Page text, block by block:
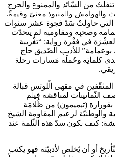
من السّائد والممنوع والحرجِ
والهوامش والمنبوذ معنىً وقيمةً،
التي حاولتْ سَدّ فجوة عشر سنوات
بوعمامة وصحبِه ومقاومتِه لم يتحدّث
في فقْرة رواية: “تغْريبة
للأديب الصّديق حاج
كلماتِه وجُملَه مَسارات رحلة
المثقّفين في مقهى الّلوتس قبالة
الثّمانينات لمناقشة فيلم
(تيميمون) من ظُلامَة
والوطنيّة لزعيم المقاومة الشيخ
كيف يكون سدّ هذه الثّلمة عند
أو أن يُخلص لأدبيّته فهو يكتب